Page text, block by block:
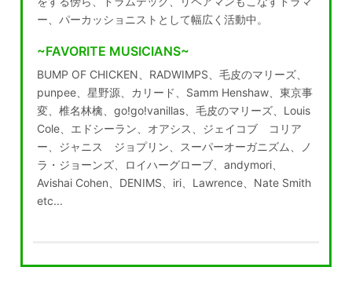
ー、パーカッショニストとして幅広く活動中。
~FAVORITE MUSICIANS~
BUMP OF CHICKEN、RADWIMPS、毛皮のマリーズ、
punpee、星野源、カリード、Samm Henshaw、東京事
変、椎名林檎、go!go!vanillas、毛皮のマリーズ、Louis
Cole、エドシーラン、オアシス、ジェイコブ コリア
ー、ジャニス ジョプリン、スーパーオーガニズム、ノ
ラ・ジョーンズ、ロイハーグローブ、andymori、
Avishai Cohen、DENIMS、iri、Lawrence、Nate Smith
etc...